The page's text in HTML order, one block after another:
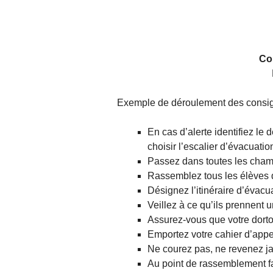
Exemple de déroulement des
En cas d’alerte identifiez le
choisir l’escalier
Passez dans toutes les
Rassemblez tous les élèves
Désignez l’itinéraire
Veillez à ce qu’ils prennent
Assurez-vous que votre
Emportez votre cahier
Ne courez pas, ne revenez
Au point de rassemblement